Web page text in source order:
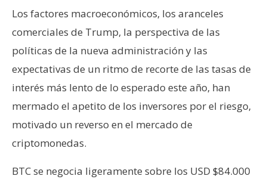
Los factores macroeconómicos, los aranceles
comerciales de Trump, la perspectiva de las
políticas de la nueva administración y las
expectativas de un ritmo de recorte de las tasas de
interés más lento de lo esperado este año, han
mermado el apetito de los inversores por el riesgo,
motivado un reverso en el mercado de
criptomonedas.
BTC se negocia ligeramente sobre los USD $84.000